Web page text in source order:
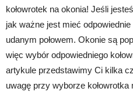
kołowrotek na okonia! Jeśli
jak ważne jest mieć
udanym połowem. Okonie są
więc wybór odpowiedniego
artykule przedstawimy Ci kilka
uwagę przy wyborze kołowrotka